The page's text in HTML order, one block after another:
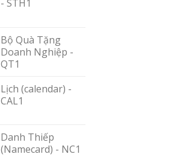
- STH1
Bộ Quà Tặng
Doanh Nghiệp -
QT1
Lịch (calendar) -
CAL1
Danh Thiếp
(Namecard) - NC1